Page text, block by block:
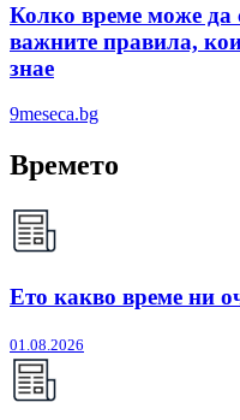
Колко време може да
важните правила,
знае
9meseca.bg
Времето
Ето какво време ни
01.08.2026